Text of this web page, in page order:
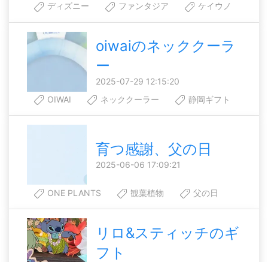
ディズニー
ファンタジア ケイウノ
oiwaiのネッククーラ
ー
2025-07-29 12:15:20
OIWAI
ネッククーラー 静岡ギフト
育つ感謝、父の日
2025-06-06 17:09:21
ONE PLANTS 観葉植物 父の日
リロ&スティッチのギ
フト